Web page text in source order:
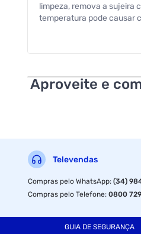
limpeza, remova a sujeira
temperatura pode causar
Peso Líquido: 168 g
Aproveite e
Televendas
Compras pelo WhatsApp:(34)
Compras pelo Telefone:0800
GUIA DE SEGURANÇA